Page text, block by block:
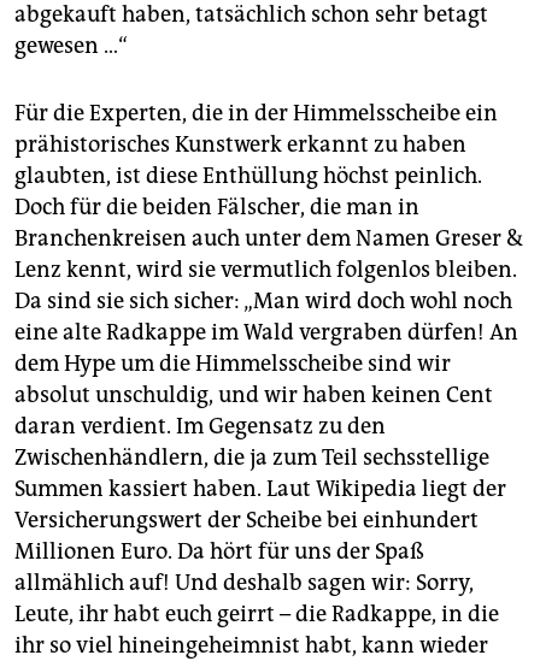
abgekauft haben, tatsächlich schon sehr betagt
gewesen …“
Für die Experten, die in der Himmelsscheibe ein
prähistorisches Kunstwerk erkannt zu haben
glaubten, ist diese Enthüllung höchst peinlich.
Doch für die beiden Fälscher, die man in
Branchenkreisen auch unter dem Namen Greser &
Lenz kennt, wird sie vermutlich folgenlos bleiben.
Da sind sie sich sicher: „Man wird doch wohl noch
eine alte Radkappe im Wald vergraben dürfen! An
dem Hype um die Himmelsscheibe sind wir
absolut unschuldig, und wir haben keinen Cent
daran verdient. Im Gegensatz zu den
Zwischenhändlern, die ja zum Teil sechsstellige
Summen kassiert haben. Laut Wikipedia liegt der
Versicherungswert der Scheibe bei einhundert
Millionen Euro. Da hört für uns der Spaß
allmählich auf! Und deshalb sagen wir: Sorry,
Leute, ihr habt euch geirrt – die Radkappe, in die
ihr so viel hineingeheimnist habt, kann wieder